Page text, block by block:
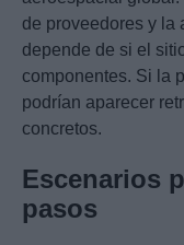
de proveedores y la
depende de si el
componentes. Si la
podrían aparecer
concretos.
Escenarios
pasos